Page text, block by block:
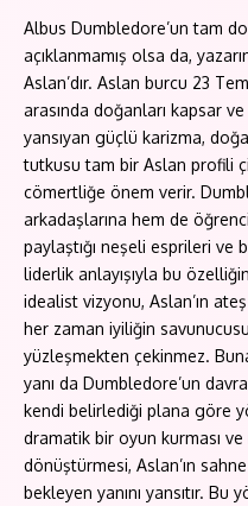
Albus Dumbledore’un tam
açıklanmamış olsa da,
Aslan’dır. Aslan burcu 23
arasında doğanları kapsar
yansıyan güçlü karizma,
tutkusu tam bir Aslan profili
cömertliğe önem verir.
arkadaşlarına hem de
paylaştığı neşeli esprileri ve
liderlik anlayışıyla bu
idealist vizyonu, Aslan’ın
her zaman iyiliğin
yüzleşmekten çekinmez.
yanı da Dumbledore’un
kendi belirlediği plana göre
dramatik bir oyun kurması
dönüştürmesi, Aslan’ın
bekleyen yanını yansıtır.